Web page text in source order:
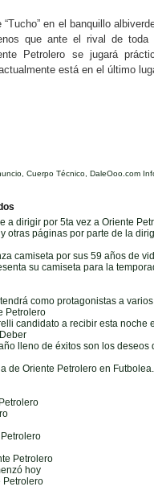
“Tucho” en el banquillo
que ante el rival de toda
Petrolero se jugará
está en el último
,Cuerpo Técnico ,DaleOoo.com
a dirigir por 5ta vez a Oriente
otras páginas por parte de la
camiseta por sus 59 años de
su camiseta para la
como protagonistas a varios
Petrolero
candidato a recibir esta noche
lleno de éxitos son los deseos
de Oriente Petrolero en
Petrolero
hoy
Petrolero